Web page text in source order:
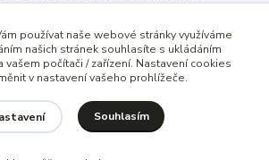
přijatou tržbu u správce daně online; v
pak nejpozději do 48 hodin.
používat naše webové stránky využíváme
našich stránek souhlasíte s ukládáním
vašem počítači / zařízení. Nastavení cookies
v nastavení vašeho prohlížeče.
Souhlasím